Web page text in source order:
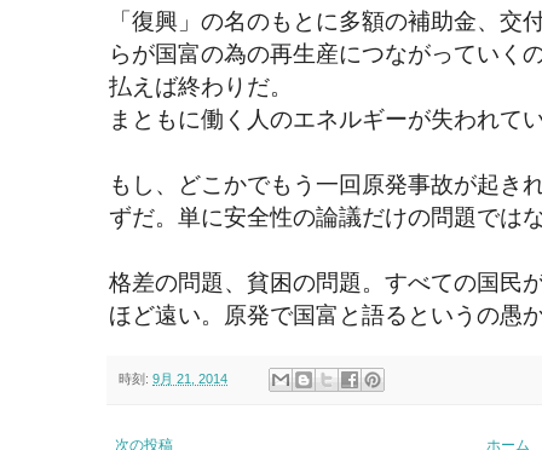
「復興」の名のもとに多額の補助金、
らが国富の為の再生産につながっていく
払えば終わりだ。
まともに働く人のエネルギーが失われて
もし、どこかでもう一回原発事故が起き
ずだ。単に安全性の論議だけの問題では
格差の問題、貧困の問題。すべての国民
ほど遠い。原発で国富と語るというの愚
時刻: 9月 21, 2014
次の投稿 ホーム